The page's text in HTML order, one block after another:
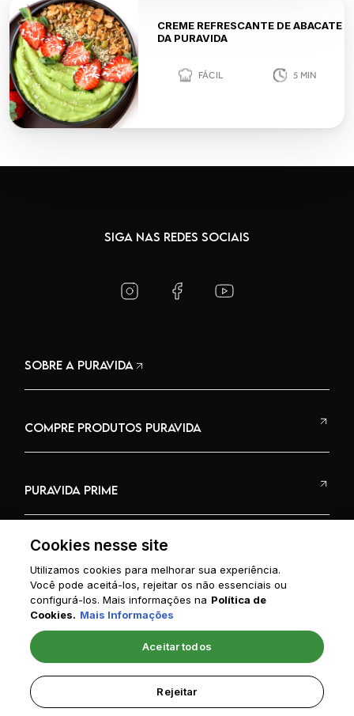
CREME REFRESCANTE DE ABACATE
DA PURAVIDA
FÁCIL 5 MIN
SIGA NAS REDES SOCIAIS
SOBRE A PURAVIDA
COMPRE PRODUTOS PURAVIDA
PURAVIDA PRIME
RECEITAS
Cookies nesse site
Utilizamos cookies para melhorar sua experiência.
Você pode aceitá-los, rejeitar os não essenciais ou
configurá-los. Mais informações na Política de
Cookies. Mais Informações
Rejeitar
Aceitar todos